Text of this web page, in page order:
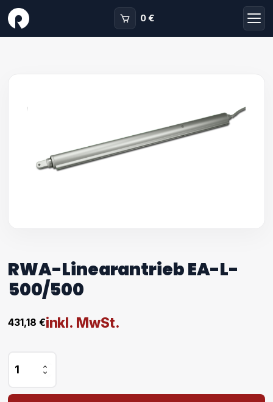
0 €
RWA-Linearantrieb EA-L-
500/500
431,18 €inkl. MwSt.
Linearantrieb
L-